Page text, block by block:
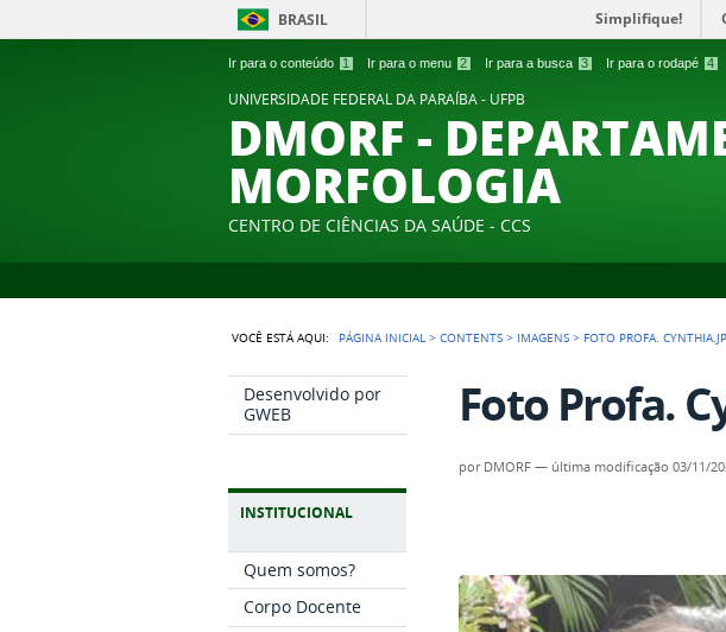
Ir para o conteúdo 1 Ir para o menu 2 Ir para a busca 3 Ir para o rodapé 4
BRASIL Simplifique!
UNIVERSIDADE FEDERAL DA PARAÍBA - UFPB
DMORF -
MORFOLOGIA
CENTRO DE CIÊNCIAS DA SAÚDE - CCS
VOCÊ ESTÁ AQUI: PÁGINA INICIAL >CONTENTS > IMAGENS > FOTO PROFA.
Desenvolvido por
GWEB
INSTITUCIONAL
Quem somos?
Corpo Docente
Foto Profa.
por DMORF — última modificação 03/11/